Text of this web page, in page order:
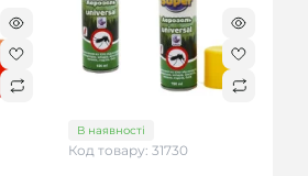
В наявності
Код товару: 31730